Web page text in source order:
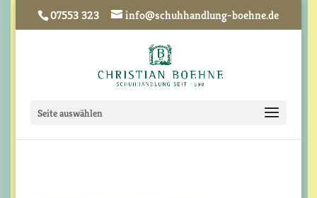
07553 323 info@schuhhandlung-boehne.de
Seite auswählen